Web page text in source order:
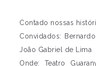
Contado nossas
Convidados:
João Gabriel de Lima
Onde: Teatro